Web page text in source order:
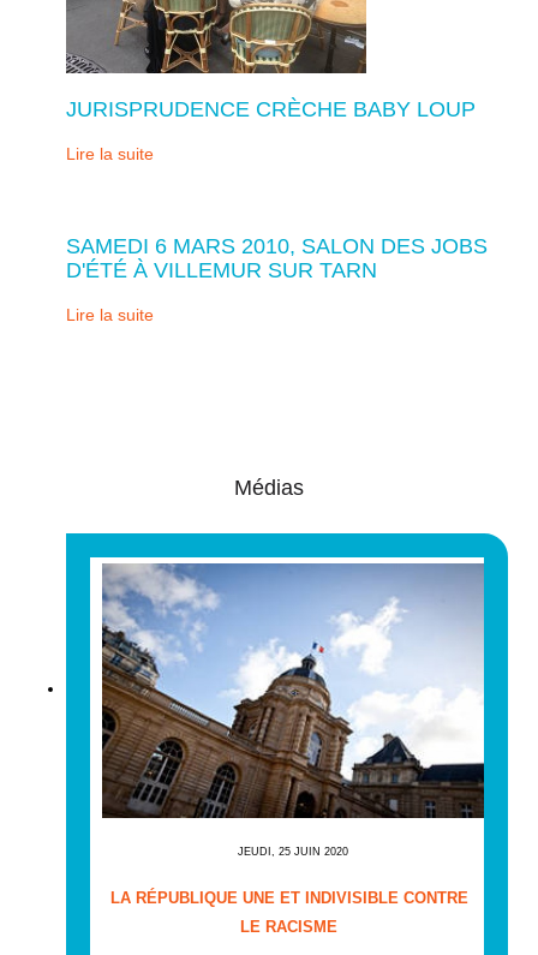
JURISPRUDENCE CRÈCHE BABY LOUP
Lire la suite
SAMEDI 6 MARS 2010, SALON DES JOBS
D'ÉTÉ À VILLEMUR SUR TARN
Lire la suite
Médias
JEUDI, 25 JUIN 2020
LA RÉPUBLIQUE UNE ET INDIVISIBLE CONTRE
LE RACISME